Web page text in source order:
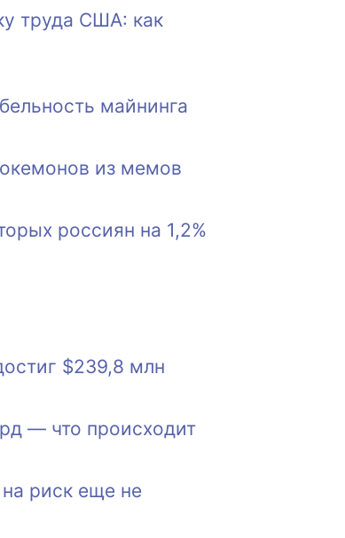
труда США: как
майнинга
из мемов
россиян на 1,2%
$239,8 млн
— что происходит
риск еще не